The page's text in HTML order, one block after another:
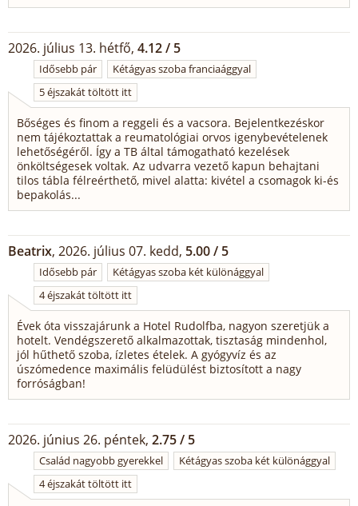
2026. július 13. hétfő, 4.12 / 5
Idősebb pár
Kétágyas szoba franciaággyal
5 éjszakát töltött itt
Bőséges és finom a reggeli és a vacsora. Bejelentkezéskor
nem tájékoztattak a reumatológiai orvos igenybevételenek
lehetőségéről. Így a TB által támogatható kezelések
önköltségesek voltak. Az udvarra vezető kapun behajtani
tilos tábla félreérthető, mivel alatta: kivétel a csomagok ki-és
bepakolás...
Beatrix, 2026. július 07. kedd, 5.00 / 5
Idősebb pár
Kétágyas szoba két különággyal
4 éjszakát töltött itt
Évek óta visszajárunk a Hotel Rudolfba, nagyon szeretjük a
hotelt. Vendégszerető alkalmazottak, tisztaság mindenhol,
jól hűthető szoba, ízletes ételek. A gyógyvíz és az
úszómedence maximális felüdülést biztosított a nagy
forróságban!
2026. június 26. péntek, 2.75 / 5
Család nagyobb gyerekkel
Kétágyas szoba két különággyal
4 éjszakát töltött itt